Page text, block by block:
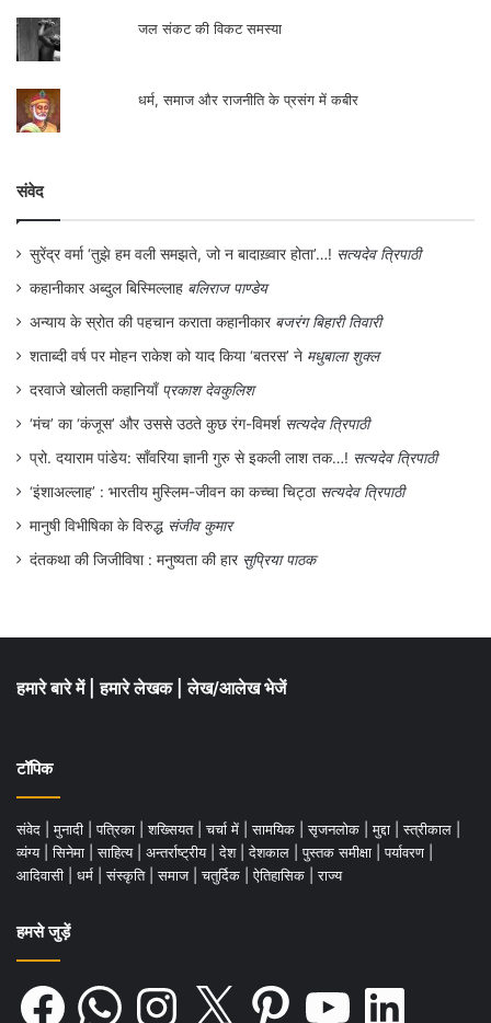
जल संकट की विकट समस्या
धर्म, समाज और राजनीति के प्रसंग में कबीर
संवेद
सुरेंद्र वर्मा ‘तुझे हम वली समझते, जो न बादाख़्वार होता’…! सत्यदेव त्रिपाठी
कहानीकार अब्दुल बिस्मिल्लाह बलिराज पाण्डेय
अन्याय के स्रोत की पहचान कराता कहानीकार बजरंग बिहारी तिवारी
शताब्दी वर्ष पर मोहन राकेश को याद किया ‘बतरस’ ने मधुबाला शुक्ल
दरवाजे खोलती कहानियाँ प्रकाश देवकुलिश
‘मंच’ का ‘कंजूस’ और उससे उठते कुछ रंग-विमर्श सत्यदेव त्रिपाठी
प्रो. दयाराम पांडेय: साँवरिया ज्ञानी गुरु से इकली लाश तक…! सत्यदेव त्रिपाठी
‘इंशाअल्लाह’ : भारतीय मुस्लिम-जीवन का कच्चा चिट्ठा सत्यदेव त्रिपाठी
मानुषी विभीषिका के विरुद्ध संजीव कुमार
दंतकथा की जिजीविषा : मनुष्यता की हार सुप्रिया पाठक
हमारे बारे में हमारे लेखक लेख/आलेख भेजें
टॉपिक
संवेद मुनादी पत्रिका शख्सियत चर्चा में सामयिक सृजनलोक मुद्दा स्त्रीकाल
व्यंग्य
सिनेमा साहित्य अन्तर्राष्ट्रीय देश देशकाल पुस्तक समीक्षा पर्यावरण
आदिवासी
धर्म संस्कृति समाज चतुर्दिक ऐतिहासिक राज्य
हमसे जुड़ें
Facebook WhatsAppInstagram Pinterest LinkedIn